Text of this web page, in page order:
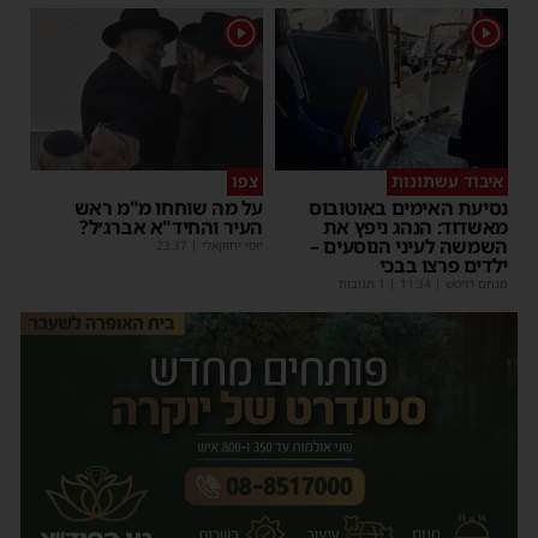
1
איבוד עשתונות
נסיעת האימים באוטובוס
מאשדוד: הנהג ניפץ את
השמשה לעיני הנוסעים –
ילדים פרצו בבכי
מנחם דויטש 11:34
1
צפו
על מה שוחחו מ"מ ראש
העיר והחיד"א אברג׳ל?
יוסי יחזקאלי 23:37